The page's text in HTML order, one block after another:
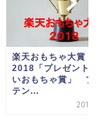
楽天おもちゃ大賞
2018「プレゼント
いおもちゃ賞」 プ
テン...
2018-